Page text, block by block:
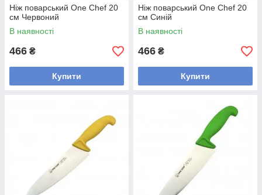
Ніж поварський One Chef 20
см Червоний
В наявності
466 ₴
Купити
Ніж поварський One Chef 20
см Синій
В наявності
466 ₴
Купити